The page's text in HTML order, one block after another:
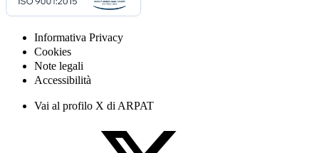
Informativa Privacy
Cookies
Note legali
Accessibilità
Vai al profilo X di ARPAT